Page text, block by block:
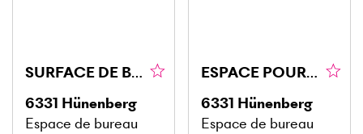
SURFACE DE BUREAU REPRÉSENTATIVE - CLIMATISÉE
6331 Hünenberg
Espace de bureau
ESPACE POUR VOTRE ACTIVITÉ
6331 Hünenberg
Espace de bureau